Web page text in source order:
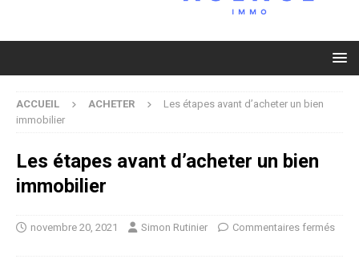
ACCUEIL ACHETER
Les étapes avant d’acheter un bien
immobilier
Les étapes avant d’acheter un bien
immobilier
novembre 20, 2021 Simon Rutinier Commentaires fermés